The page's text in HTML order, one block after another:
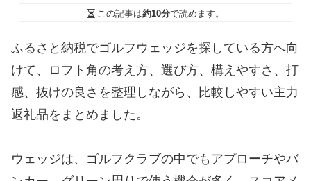
この記事は約10分で読めます。
ふるさと納税でゴルフウェッジを探している方へ向
けて、ロフト角の考え方、選び方、構えやすさ、打
感、抜けの良さを整理しながら、比較しやすい主力
返礼品をまとめました。
ウェッジは、ゴルフクラブの中でもアプローチやバ